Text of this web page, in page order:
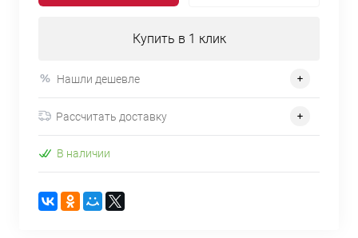
Купить в 1 клик
Нашли дешевле
Рассчитать доставку
В наличии